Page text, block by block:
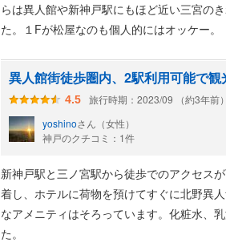
全体に白い空間のホテルで清潔感があります
らは異人館や新神戸駅にもほど近い三宮の
た。１Fが松屋なのも個人的にはオッケー。
異人館街徒歩圏内、2駅利用可能で観
4.5
旅行時期：2023/09 （約3年前）
yoshinoさん（女性）
神戸のクチコミ：1件
新神戸駅と三ノ宮駅から徒歩でのアクセス
着し、ホテルに荷物を預けてすぐに北野異
なアメニティはそろっています。化粧水、
た。